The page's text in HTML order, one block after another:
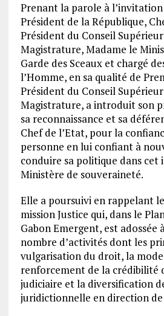
Prenant la parole à
Président de la République,
Président du Conseil
Magistrature, Madame le
Garde des Sceaux et chargé
l’Homme, en sa qualité de
Président du Conseil
Magistrature, a introduit son
sa reconnaissance et sa
Chef de l’Etat, pour la
personne en lui confiant à
conduire sa politique dans
Ministère de souveraineté.
Elle a poursuivi en rappelant
mission Justice qui, dans le
Gabon Emergent, est adossée
nombre d’activités dont les
vulgarisation du droit, la
renforcement de la crédibilité
judiciaire et la diversification
juridictionnelle en direction